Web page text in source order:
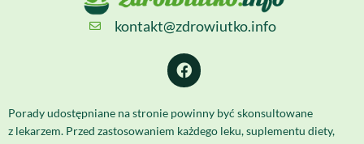
kontakt@zdrowiutko.info
Porady udostępniane na stronie powinny być skonsultowane
z lekarzem. Przed zastosowaniem każdego leku, suplementu diety,